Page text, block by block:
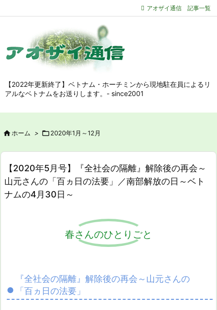
アオザイ通信 記事一覧
【2022年更新終了】ベトナム・ホーチミンから現地駐在員によるリ
アルなベトナムをお送りします。- since2001
ホーム > 2020年1月～12月
【2020年5月号】『全社会の隔離』解除後の再会～
山元さんの「百ヵ日の法要」／南部解放の日～ベト
ナムの4月30日～
春さんのひとりごと
『全社会の隔離』解除後の再会～山元さんの
「百ヵ日の法要」